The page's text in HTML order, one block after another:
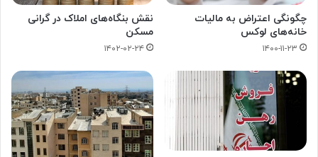
چگونگی اعتراض به مالیات
خانه‌های لوکس
۱۴۰۰-۱۱-۲۳
نقش بنگاه‌های املاک در گرانی
مسکن
۱۴۰۲-۰۲-۲۴